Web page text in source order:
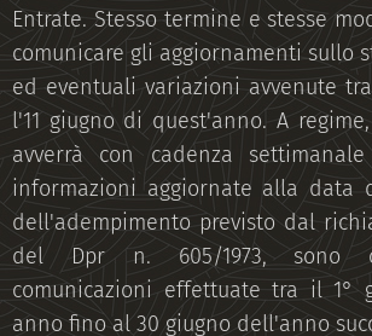
Entrate. Stesso termine e stesse
comunicare gli aggiornamenti sullo
ed eventuali variazioni avvenute
l'11 giugno di quest'anno. A
avverrà con cadenza
informazioni aggiornate alla data
dell'adempimento previsto dal
del Dpr n. 605/1973, sono
comunicazioni effettuate tra il 1°
anno fino al 30 giugno dell'anno